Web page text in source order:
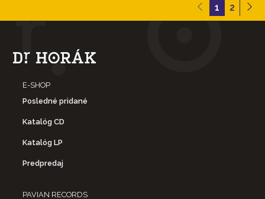
1 2
E-SHOP
Posledné pridané
Katalóg CD
Katalóg LP
Predpredaj
PAVIAN RECORDS